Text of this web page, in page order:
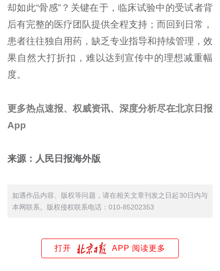
却如此“骨感”？关键在于，临床试验中的受试者背
后有完整的医疗团队提供全程支持；而回到日常，
患者往往独自用药，缺乏专业指导和持续管理，效
果自然大打折扣，难以达到宣传中的理想减重幅
度。
更多热点速报、权威资讯、深度分析尽在北京日报
App
来源：人民日报海外版
如遇作品内容、版权等问题，请在相关文章刊发之日起30日内与
本网联系。版权侵权联系电话：010-85202353
打开 APP 阅读更多